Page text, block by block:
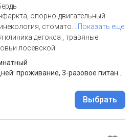
опорно-двигательный
стомато
Показать еще
клиника детокса , травяные
лосевской
Выбрать